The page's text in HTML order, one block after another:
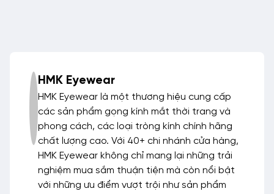
HMK Eyewear
HMK Eyewear là một thương hiệu cung cấp
các sản phẩm gọng kính mắt thời trang và
phong cách, các loại tròng kính chính hãng
chất lượng cao. Với 40+ chi nhánh cửa hàng,
HMK Eyewear không chỉ mang lại những trải
nghiệm mua sắm thuận tiện mà còn nổi bật
với những ưu điểm vượt trội như sản phẩm